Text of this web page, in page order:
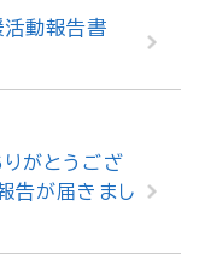
活動報告書
りがとうござ
告が届きまし